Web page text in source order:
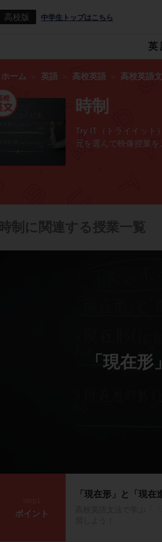
高校版 中学生トップはこちら
英
ホーム 英語 高校英語 高校英語
時制
Try IT（トライイット
元を選んで映像授業
時制に関連する授業一覧
「現在
ポイント
「現在形」と「現在